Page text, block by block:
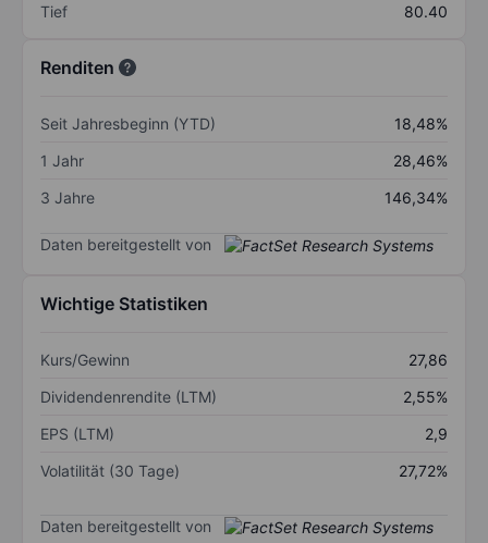
Tief
80.40
Renditen
Seit Jahresbeginn (YTD)
18,48%
1 Jahr
28,46%
3 Jahre
146,34%
Daten bereitgestellt von
Wichtige Statistiken
Kurs/Gewinn
27,86
Dividendenrendite (LTM)
2,55%
EPS (LTM)
2,9
Volatilität (30 Tage)
27,72%
Daten bereitgestellt von